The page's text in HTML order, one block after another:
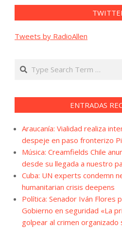
Tweets by RadioAllen
Search
ENTRADAS
Araucanía: Vialidad realiza
despeje en paso fronterizo
Música: Creamfields Chile
desde su llegada a nuestro
Cuba: UN experts condemn
humanitarian crisis deepens
Política: Senador Iván Flores
Gobierno en seguridad «La
golpear al crimen organizado